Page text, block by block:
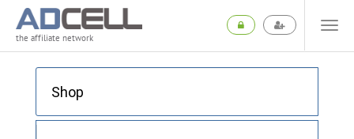
the affiliate network